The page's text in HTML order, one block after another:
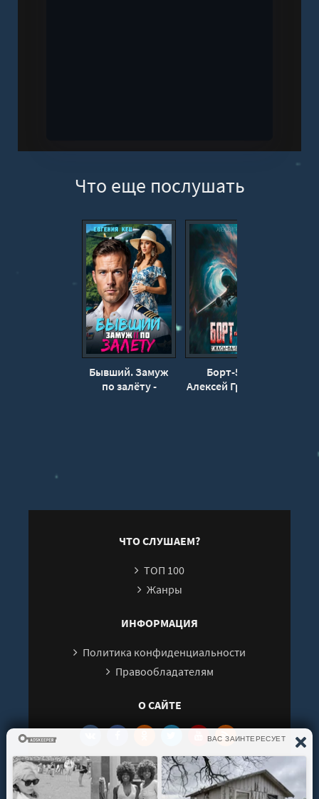
Что еще послушать
Бывший. Замуж
по залёту -
Борт-513 -
Алексей Грибанов
ЧТО СЛУШАЕМ?
ТОП 100
Жанры
ИНФОРМАЦИЯ
Политика конфиденциальности
Правообладателям
О САЙТЕ
Интересуют новинки мира литературы? Вам к
нам. У нас можно послушать как новые так и